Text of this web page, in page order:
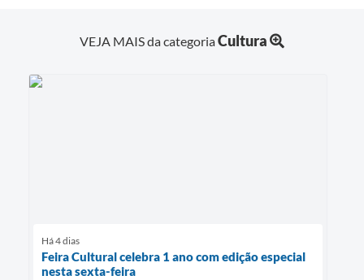
VEJA MAIS da categoriaCultura
Há 4 dias
Feira Cultural celebra 1 ano com edição especial
nesta sexta-feira